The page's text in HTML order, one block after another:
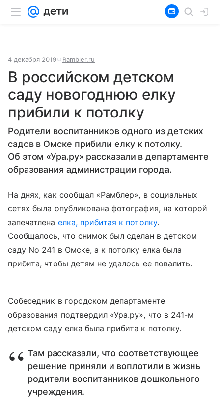
4 декабря 2019 Rambler.ru
В российском детском
саду новогоднюю елку
прибили к потолку
Родители воспитанников одного из детских
садов в Омске прибили елку к потолку.
Об этом «Ура.ру» рассказали в департаменте
образования администрации города.
На днях, как сообщал «Рамблер», в социальных
сетях была опубликована фотография, на которой
запечатлена елка, прибитая к потолку.
Сообщалось, что снимок был сделан в детском
саду No 241 в Омске, а к потолку елка была
прибита, чтобы детям не удалось ее повалить.
Собеседник в городском департаменте
образования подтвердил «Ура.ру», что в 241-м
детском саду елка была прибита к потолку.
Там рассказали, что соответствующее
решение приняли и воплотили в жизнь
родители воспитанников дошкольного
учреждения.